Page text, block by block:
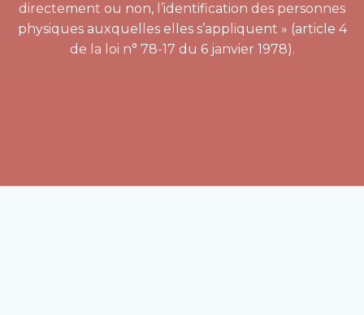
directement ou non, l’identification des personnes
physiques auxquelles elles s’appliquent » (article 4
de la loi n° 78-17 du 6 janvier 1978).